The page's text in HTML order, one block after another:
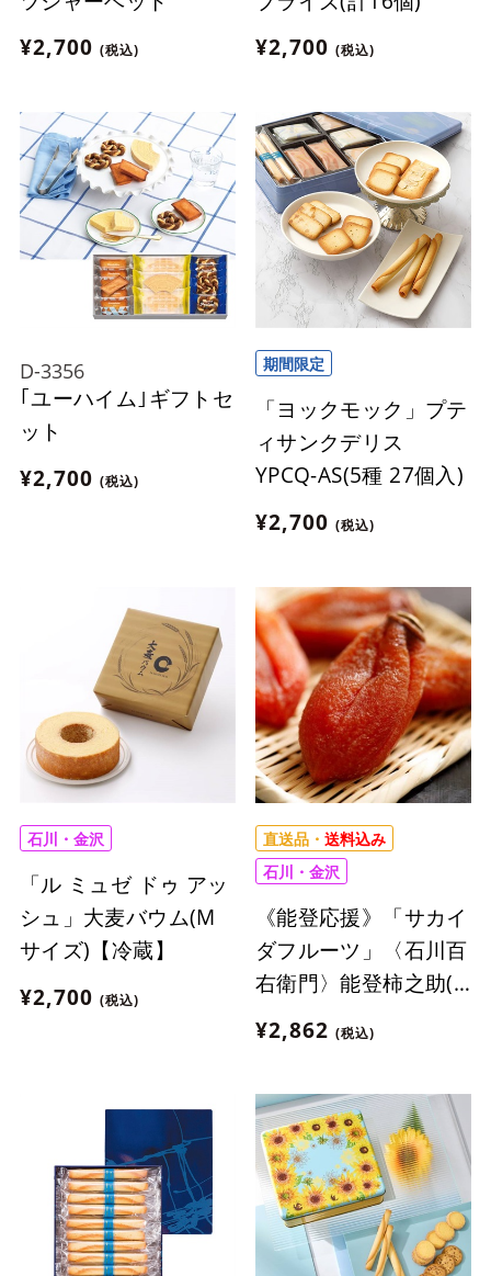
¥2,700 (税込)
¥2,700 (税込)
D-3356
｢ユーハイム｣ギフトセ
ット
¥2,700 (税込)
期間限定
「ヨックモック」プテ
ィサンクデリス
YPCQ-AS(5種 27個入)
¥2,700 (税込)
石川・金沢
「ル ミュゼ ドゥ アッ
シュ」大麦バウム(M
サイズ)【冷蔵】
¥2,700 (税込)
直送品・ 送料込み
石川・金沢
《能登応援》「サカイ
ダフルーツ」〈石川百
右衛門〉能登柿之助(3
個入)【冷凍】※北海
道・沖縄・離島にはお
¥2,862 (税込)